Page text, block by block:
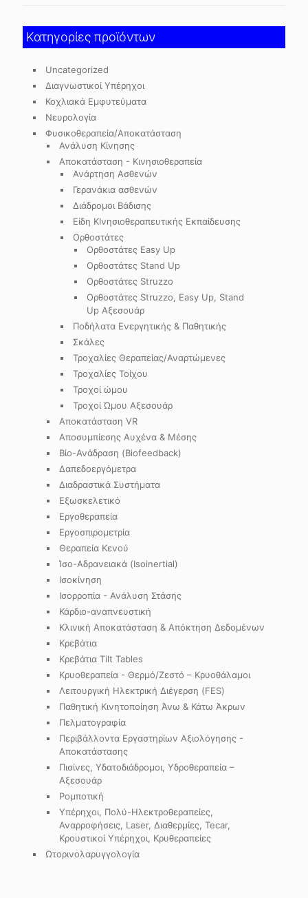
Κατηγορίες προϊόντων
Uncategorized
Διαγνωστικοί Υπέρηχοι
Κοχλιακά Εμφυτεύματα
Νευρολογία
Φυσικοθεραπεία/Αποκατάσταση
Ανάλυση Κίνησης
Αποκατάσταση - Κινησιοθεραπεία
Ανάρτηση Ασθενών
Γερανάκια ασθενών
Διάδρομοι Βάδισης
Είδη ΚΙνησιοθεραπευτικής Εκπαίδευσης
Ορθοστάτες
Ορθοστάτες Easy Up
Ορθοστάτες Stand Up
Ορθοστάτες Struzzo
Ορθοστάτες Struzzo, Easy Up, Stand
Up Αξεσουάρ
Ποδήλατα Ενεργητικής & Παθητικής
Σκάλες
Τροχαλίες Θεραπείας/Αναρτώμενες
Τροχαλίες Τοίχου
Τροχοί ώμου
Τροχοί Ώμου Αξεσουάρ
Αποκατάσταση VR
Αποσυμπίεσης Αυχένα & Μέσης
Βίο-Ανάδραση (Biofeedback)
Δαπεδοεργόμετρα
Διαδραστικά Συστήματα
Εξωσκελετικό
Εργοθεραπεία
Εργοσπιρομετρία
Θεραπεία Κενού
Ίσο-Αδρανειακά (Isoinertial)
Ισοκίνηση
Ισορροπία - Ανάλυση Στάσης
Κάρδιο-αναπνευστική
Κλινική Αποκατάσταση & Απόκτηση Δεδομένων
Κρεβάτια
Κρεβάτια Tilt Tables
Κρυοθεραπεία - Θερμό/Ζεστό – Κρυοθάλαμοι
Λειτουργική Ηλεκτρική Διέγερση (FES)
Παθητική Κινητοποίηση Άνω & Κάτω Άκρων
Πελματογραφία
Περιβάλλοντα Εργαστηρίων Αξιολόγησης -
Αποκατάστασης
Πισίνες, Υδατοδιάδρομοι, Υδροθεραπεία –
Αξεσουάρ
Ρομποτική
Υπέρηχοι, Πολύ-Ηλεκτροθεραπείες,
Αναρροφήσεις, Laser, Διαθερμίες, Tecar,
Κρουστικοί Υπέρηχοι, Κρυθεραπείες
Ωτορινολαρυγγολογία